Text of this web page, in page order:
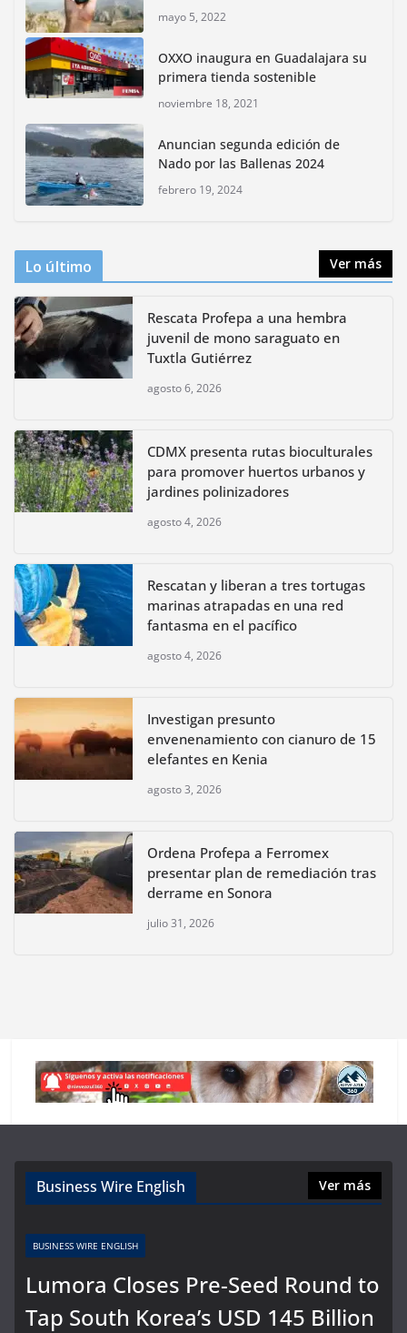
Rompe CDMX récords Reto Naturalista Urbano 2026 y
lidera la biodiversidad nacional
mayo 18, 2026
bioculturales para promover
huertos urbanos y jardines
polinizadores
mayo 5, 2022
OXXO inaugura en Guadalajara su
primera tienda sostenible
noviembre 18, 2021
Anuncian segunda edición de
Nado por las Ballenas 2024
febrero 19, 2024
Lo último Ver más
Rescata Profepa a una hembra
juvenil de mono saraguato en
Tuxtla Gutiérrez
agosto 6, 2026
CDMX presenta rutas bioculturales
para promover huertos urbanos y
jardines polinizadores
agosto 4, 2026
Rescatan y liberan a tres tortugas
marinas atrapadas en una red
fantasma en el pacífico
agosto 4, 2026
Investigan presunto
envenenamiento con cianuro de 15
elefantes en Kenia
agosto 3, 2026
Ordena Profepa a Ferromex
presentar plan de remediación tras
derrame en Sonora
julio 31, 2026
Business Wire English Ver más
BUSINESS WIRE ENGLISH
Lumora Closes Pre-Seed Round to
Tap South Korea’s USD 145 Billion